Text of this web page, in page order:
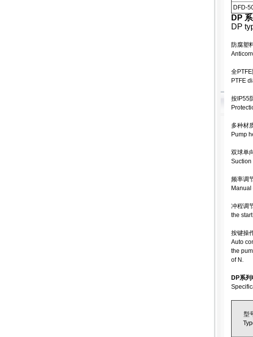
DFD-
DP
DP
防腐塑
全
PTFE
按IP55
多种材
Pump
双球单
Suction
频率调
冲程调
the
按键操
Auto
the
of N.
DP系
型